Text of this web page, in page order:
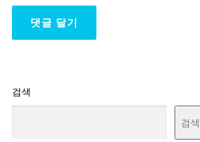
검색
검색